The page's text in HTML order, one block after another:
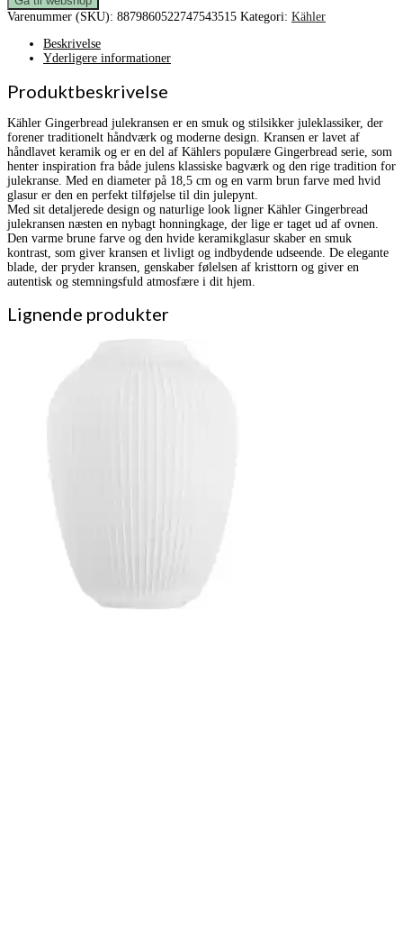
Varenummer (SKU): 8879860522747543515 Kategori: Kähler
Beskrivelse
Yderligere informationer
Produktbeskrivelse
Kähler Gingerbread julekransen er en smuk og stilsikker juleklassiker, der
forener traditionelt håndværk og moderne design. Kransen er lavet af
håndlavet keramik og er en del af Kählers populære Gingerbread serie, som
henter inspiration fra både julens klassiske bagværk og den rige tradition for
julekranse. Med en diameter på 18,5 cm og en varm brun farve med hvid
glasur er den en perfekt tilføjelse til din julepynt.
Med sit detaljerede design og naturlige look ligner Kähler Gingerbread
julekransen næsten en nybagt honningkage, der lige er taget ud af ovnen.
Den varme brune farve og den hvide keramikglasur skaber en smuk
kontrast, som giver kransen et livligt og indbydende udseende. De elegante
blade, der pryder kransen, genskaber følelsen af kristtorn og giver en
autentisk og stemningsfuld atmosfære i dit hjem.
Lignende produkter